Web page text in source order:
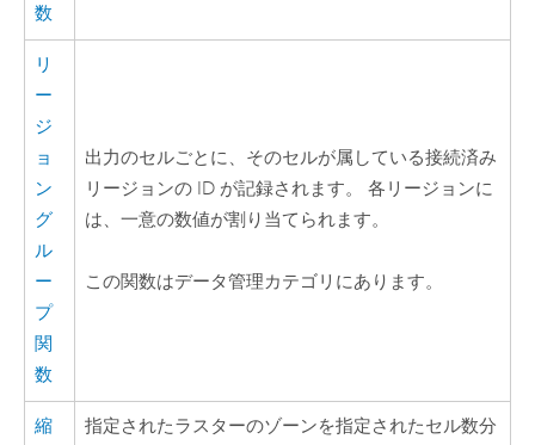
数
リ
ー
ジ
ョ
ン
グ
ル
ー
プ
関
数
出力のセルごとに、そのセルが属している接続済み
リージョンの ID が記録されます。 各リージョンに
は、一意の数値が割り当てられます。
この関数はデータ管理カテゴリにあります。
縮
指定されたラスターのゾーンを指定されたセル数分